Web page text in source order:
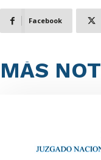
Facebook
MÁS